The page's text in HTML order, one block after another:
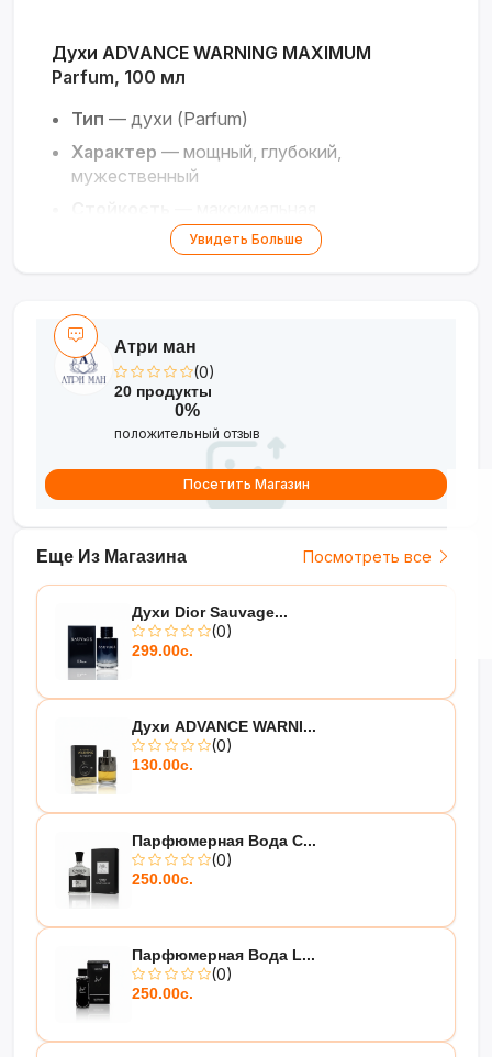
Духи ADVANCE WARNING MAXIMUM
Parfum, 100 мл
Тип — духи (Parfum)
Характер — мощный, глубокий,
мужественный
исключительная
Дизайн
форме барабана
Особенность— квинтэссенция
внутренней силы
Максимальная концентрация
мужественности. Мощный и глубокий
аромат для тех, кто привык побеждать.
Увидеть Больше
Еще Из Магазина Посмотреть все
Духи Dior Sauvage...
(0)
299.00с.
Духи ADVANCE WARNI...
(0)
130.00с.
Парфюмерная Вода C...
(0)
250.00с.
Парфюмерная Вода L...
(0)
250.00с.
Атри ман
(0)
20 продукты
0%
положительный отзыв
Посетить Магазин